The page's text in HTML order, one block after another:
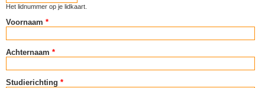
Het lidnummer op je lidkaart.
Voornaam *
Achternaam *
Studierichting *